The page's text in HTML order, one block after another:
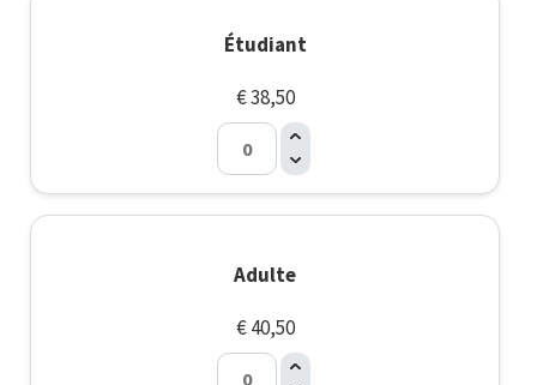
Étudiant
€ 38,50
Adulte
€ 40,50